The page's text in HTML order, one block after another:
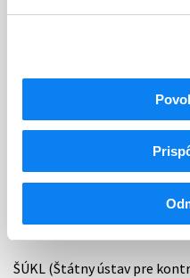
Bankové spojenie
Úradné hodiny
ŠÚKL (Štátny ústav pre